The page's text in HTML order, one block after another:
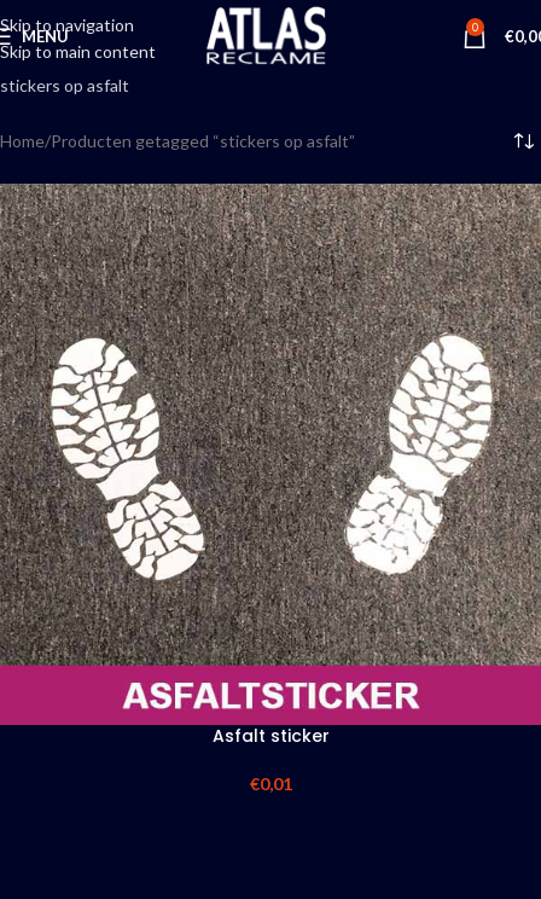
Skip to navigation
Skip to main content
MENU 0 €
stickers op asfalt
Home Producten getagged “stickers op asfalt”
Asfalt sticker
€0,01